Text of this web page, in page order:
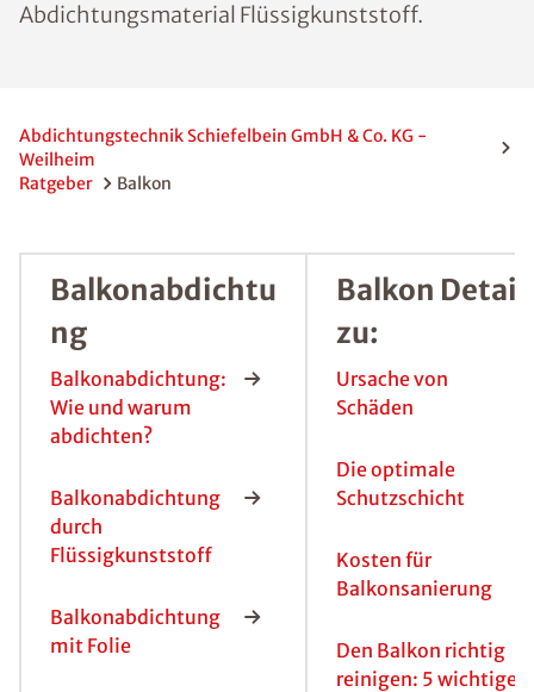
Abdichtungsmaterial Flüssigkunststoff.
Abdichtungstechnik Schiefelbein GmbH & Co. KG -
Weilheim
Ratgeber
Balkon
Balkonabdichtu
ng
Balkonabdichtung:
Wie und warum
abdichten?
Balkonabdichtung
durch
Flüssigkunststoff
Balkonabdichtung
mit Folie
Balkon
zu:
Ursache von
Schäden
Die optimale
Schutzschicht
Kosten für
Balkonsanierung
Den Balkon richtig
reinigen: 5 wichtige